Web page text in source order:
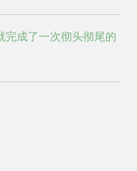
完成了一次彻头彻尾的